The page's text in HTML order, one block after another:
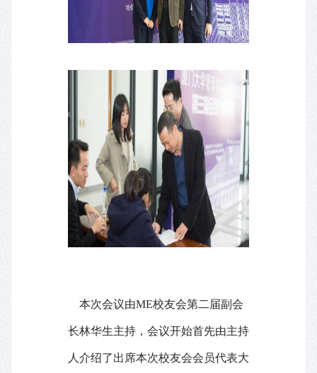
本次会议由ME校友会第二届副会
长林华生主持，会议开始首先由主持
人介绍了出席本次校友会会员代表大